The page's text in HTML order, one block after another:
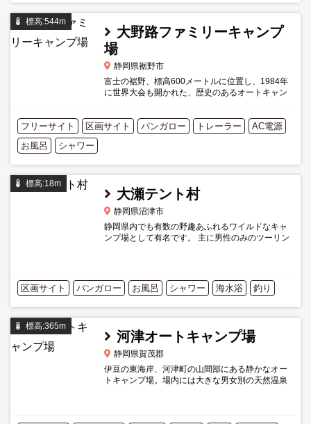
標高:544m
大野路ファミリーキャンプ
場
静岡県裾野市
富士の裾野、標高600メートルに位置し、1984年
に世界大会も開かれた、歴史のあるオートキャン
できます。 場内には男...
フリーサイト 区画サイト バンガロー トレーラー
AC電源
お風呂
シャワー
標高:18m
大瀬テント村
静岡県沼津市
静岡県内でも有数の野趣あふれるワイルドなキャ
ンプ場として有名です。 主に男性のみのツーリン
区画サイト バンガロー お風呂 シャワー 海水浴 釣り
標高:365m
河津オートキャンプ場
静岡県賀茂郡
伊豆の東海岸、河津町の山間部にある静かなオー
トキャンプ場。場内には大きな男女別の天然温泉